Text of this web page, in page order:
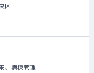
区
、病棟管理